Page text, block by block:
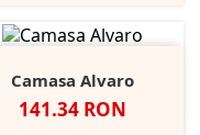
Camasa Alvaro
Pret
141.34 RON